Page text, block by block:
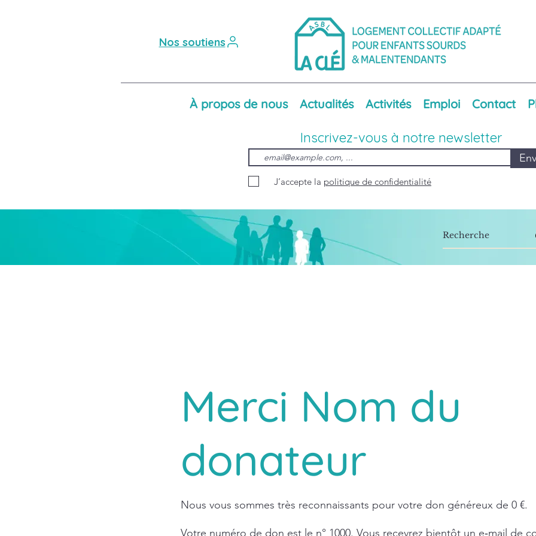
Nos soutiens
À propos de nous Actualités Activités Emploi Contact
Inscrivez-vous à notre newsletter
J’accepte la politique de confidentialité
Merci Nom du
donateur
Nous vous sommes très reconnaissants pour votre don généreux de 0 €.
Votre numéro de don est le n° 1000. Vous recevrez bientôt un e‑mail de